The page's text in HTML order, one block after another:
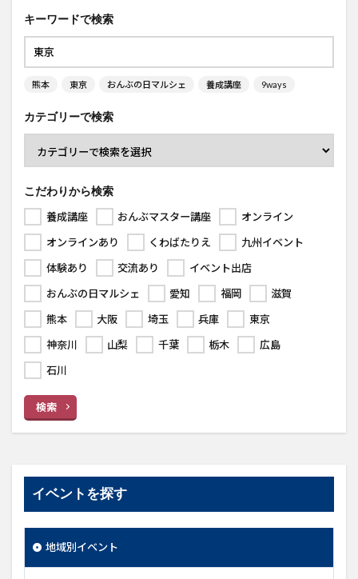
キーワードで検索
熊本 東京 おんぶの日マルシェ 養成講座 9ways
カテゴリーで検索
こだわりから検索
養成講座
おんぶマスター講座
オンライン
オンラインあり
くわばたりえ
九州イベント
体験あり
交流あり
イベント出店
おんぶの日マルシェ
愛知 福岡
滋賀
熊本
大阪 埼玉 兵庫
東京
神奈川
山梨 千葉 栃木
広島
石川
検索
イベントを探す
地域別イベント